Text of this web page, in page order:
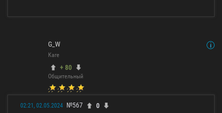
G_W
Каге
+ 80
Общительный
02:21, 02.05.2024 №567 0